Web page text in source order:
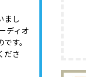
まし
ディオ
す。
ださ